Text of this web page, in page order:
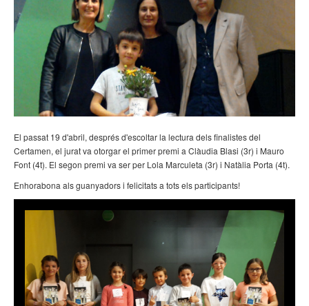
El passat 19 d'abril, després d'escoltar la lectura dels finalistes del
Certamen, el jurat va otorgar el primer premi a Clàudia Blasi (3r) i Mauro
Font (4t). El segon premi va ser per Lola Marculeta (3r) i Natàlia Porta (4t).
Enhorabona als guanyadors i felicitats a tots els participants!